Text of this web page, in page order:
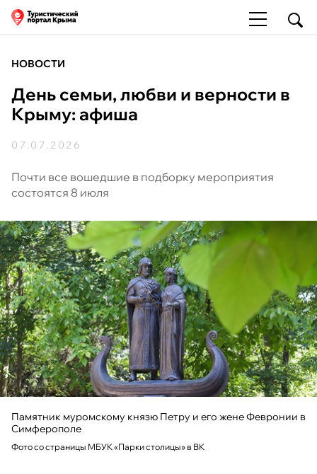
НОВОСТИ
День семьи, любви и верности в
Крыму: афиша
07.07.2026
Почти все вошедшие в подборку мероприятия
состоятся 8 июля
Памятник муромскому князю Петру и его жене Февронии в
Симферополе
Фото со страницы МБУК «Парки столицы» в ВК